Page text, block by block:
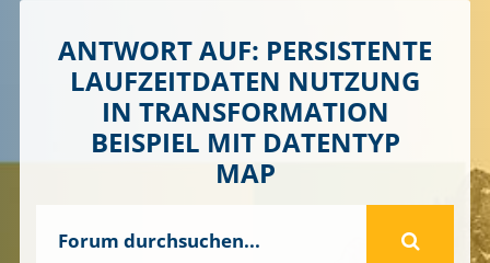
ANTWORT AUF: PERSISTENTE
LAUFZEITDATEN NUTZUNG
IN TRANSFORMATION
BEISPIEL MIT DATENTYP
MAP